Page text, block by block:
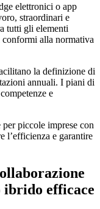
elettronici o app
straordinari e
tutti gli elementi
alla normativa
la definizione di
annuali. I piani di
e
piccole imprese con
l’efficienza e garantire
efficace